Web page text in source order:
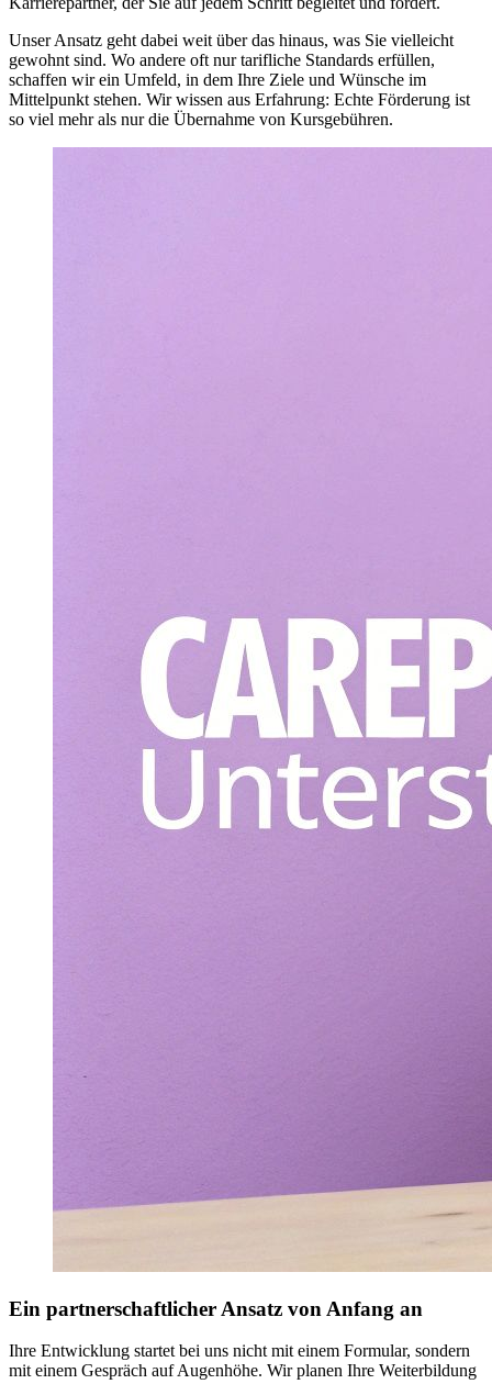
Unser Ansatz geht dabei weit über das hinaus, was Sie vielleicht
gewohnt sind. Wo andere oft nur tarifliche Standards erfüllen,
schaffen wir ein Umfeld, in dem Ihre Ziele und Wünsche im
Mittelpunkt stehen. Wir wissen aus Erfahrung: Echte Förderung ist
so viel mehr als nur die Übernahme von Kursgebühren.
Ein partnerschaftlicher Ansatz von Anfang an
Ihre Entwicklung startet bei uns nicht mit einem Formular, sondern
mit einem Gespräch auf Augenhöhe. Wir planen Ihre Weiterbildung